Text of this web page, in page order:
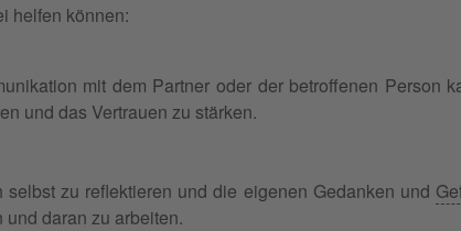
helfen können:
mit dem Partner oder der betroffenen Person
und das Vertrauen zu stärken.
zu reflektieren und die eigenen Gedanken und
daran zu arbeiten.